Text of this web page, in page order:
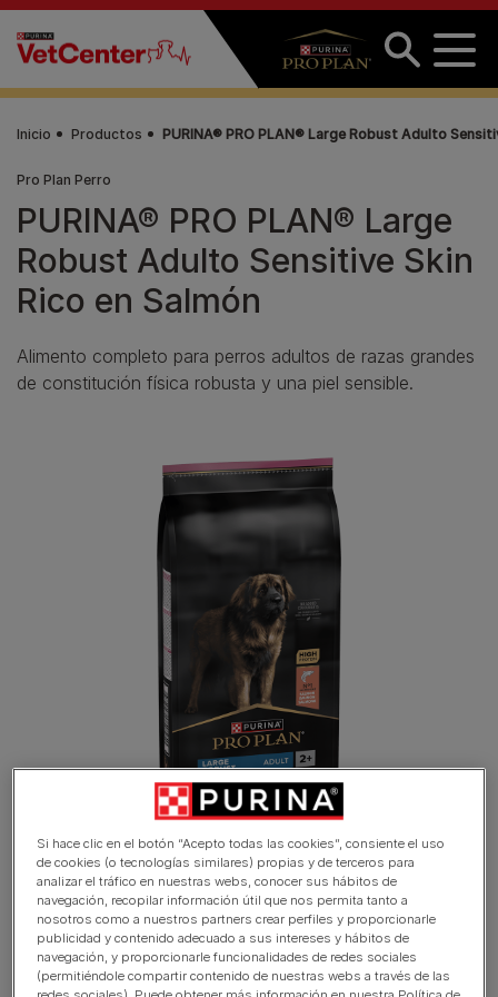
Pasar al contenido principal
Inicio Productos PURINA® PRO PLAN® Large Robust Adulto
Pro Plan Perro
PURINA® PRO PLAN® Large
Robust Adulto Sensitive Skin
Rico en Salmón
Alimento completo para perros adultos de razas grandes
de constitución física robusta y una piel sensible.
Apoya la salud de la piel y el brillo del
Si hace clic en el botón “Acepto todas las cookies”, consiente el uso
de cookies (o tecnologías similares) propias y de terceros para
analizar el tráfico en nuestras webs, conocer sus hábitos de
navegación, recopilar información útil que nos permita tanto a
nosotros como a nuestros partners crear perfiles y proporcionarle
publicidad y contenido adecuado a sus intereses y hábitos de
navegación, y proporcionarle funcionalidades de redes sociales
(permitiéndole compartir contenido de nuestras webs a través de las